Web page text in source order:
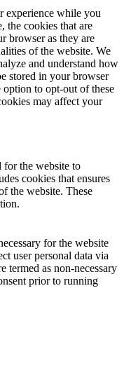
experience while you
the cookies that are
browser as they are
of the website. We
and understand how
stored in your browser
to opt-out of these
may affect your
for the website to
cookies that ensures
the website. These
for the website
user personal data via
termed as non-necessary
prior to running